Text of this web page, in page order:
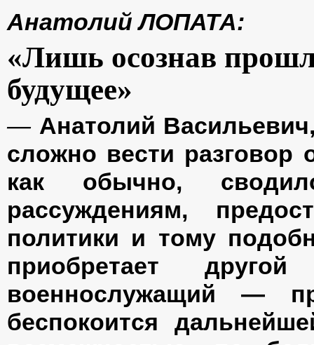
Анатолий ЛОПАТА:
«Лишь осознав
будущее»
— Анатолий
сложно вести
как обычно,
рассуждениям,
политики и тому
приобретает
военнослужащий —
беспокоится